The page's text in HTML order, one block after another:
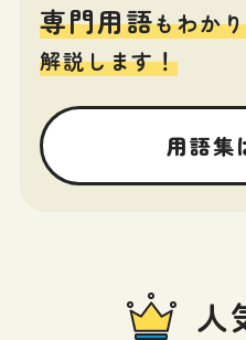
専門用語もわか
解説します！
用語集
人